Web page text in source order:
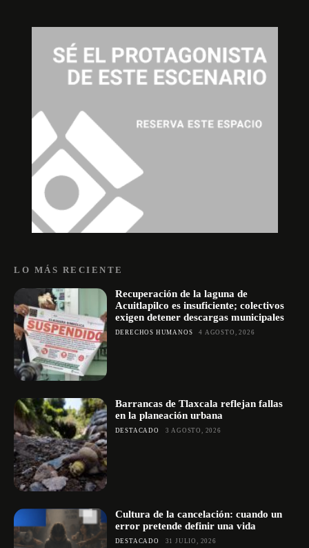
LO MÁS RECIENTE
Recuperación de la laguna de
Acuitlapilco es insuficiente; colectivos
exigen detener descargas municipales
DERECHOS HUMANOS 4 AGOSTO, 2026
Barrancas de Tlaxcala reflejan fallas
en la planeación urbana
DESTACADO 3 AGOSTO, 2026
Cultura de la cancelación: cuando un
error pretende definir una vida
DESTACADO 31 JULIO, 2026